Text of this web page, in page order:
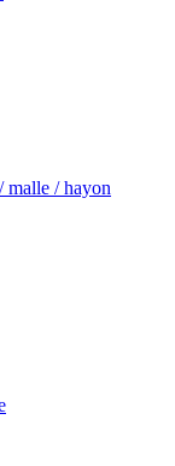
malle / hayon